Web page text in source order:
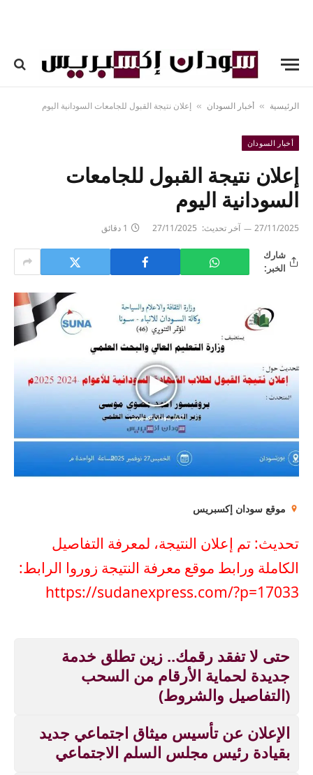
الرئيسية » أخبار السودان » إعلان نتيجة القبول للجامعات السودانية اليوم
أخبار السودان
إعلان نتيجة القبول للجامعات
السودانية اليوم
27/11/2025 آخر تحديث: 27/11/2025 1 دقائق
شارك
الخبر:
موقع سودان إكسبريس
تحديث: تم إعلان النتيجة، لمعرفة التفاصيل
الكاملة ورابط موقع معرفة النتيجة زوروا الرابط:
https://sudanexpress.com/?p=17033
حتى لا تفقد رقمك.. زين تطلق خدمة
جديدة لحماية الأرقام من السحب
(التفاصيل والشروط)
الإعلان عن تأسيس ميثاق اجتماعي جديد
بقيادة رئيس مجلس السلم الاجتماعي